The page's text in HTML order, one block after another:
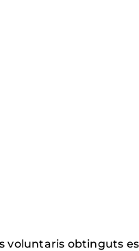
voluntaris obtinguts